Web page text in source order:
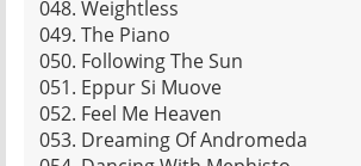
048. Weightless
049. The Piano
050. Following The Sun
051. Eppur Si Muove
052. Feel Me Heaven
053. Dreaming Of Andromeda